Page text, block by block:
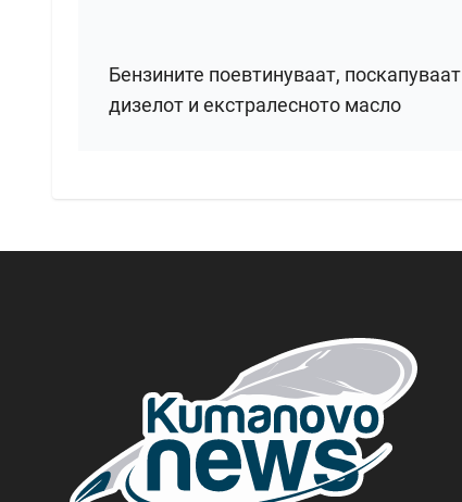
Бензините поевтинуваат, поскапуваат
дизелот и екстралесното масло